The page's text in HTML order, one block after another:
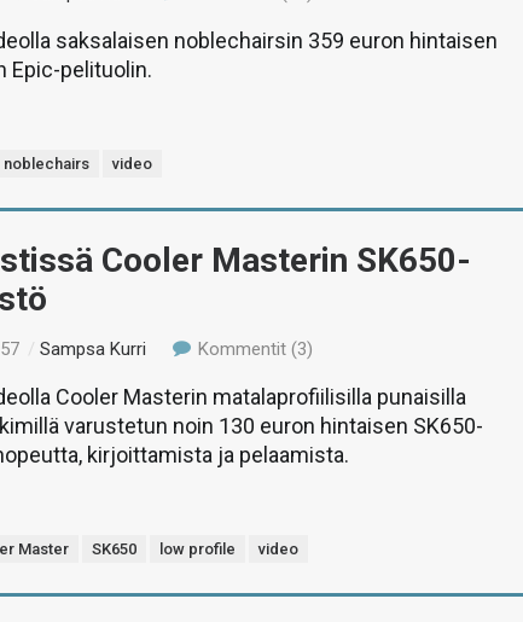
saksalaisen noblechairsin 359 euron hintaisen
Epic-pelituolin.
noblechairs video
Cooler Masterin SK650-
/Sampsa Kurri Kommentit (3)
Cooler Masterin matalaprofiilisilla punaisilla
varustetun noin 130 euron hintaisen SK650-
kirjoittamista ja pelaamista.
Master SK650 low profile video